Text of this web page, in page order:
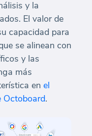
y la
El valor de
capacidad para
se alinean con
y las
más
en el
Octoboard.